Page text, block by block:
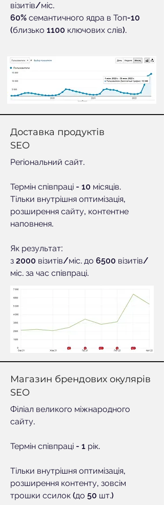
візитів/міс.
60% семантичного ядра в Топ-10
(близько 1100 ключових слів).
Доставка продуктів
SEO
Регіональний сайт.
Термін співпраці - 10 місяців.
Тільки внутрішня оптимізація,
розширення сайту, контентне
наповненя.
Як результат:
з 2000 візитів/міс. до 6500 візитів/
міс. за час співпраці.
Магазин брендових окулярів
SEO
Філіал великого міжнародного
сайту.
Термін співпраці - 1 рік.
Тільки внутрішня оптимізація,
розширення контенту, зовсім
трошки ссилок (до 50 шт.)